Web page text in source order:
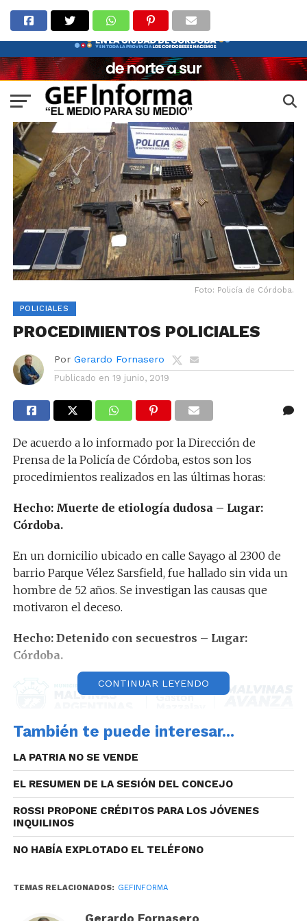
Foto: Policía de Córdoba.
POLICIALES
PROCEDIMIENTOS POLICIALES
Por Gerardo Fornasero
Publicado en 19 junio, 2019
De acuerdo a lo informado por la Dirección de
Prensa de la Policía de Córdoba, estos son los
procedimientos realizados en las últimas horas:
Hecho: Muerte de etiología dudosa – Lugar:
Córdoba.
En un domicilio ubicado en calle Sayago al 2300 de
barrio Parque Vélez Sarsfield, fue hallado sin vida un
hombre de 52 años. Se investigan las causas que
motivaron el deceso.
Hecho: Detenido con secuestros – Lugar:
Córdoba.
En el sector de calle Fuerza Aérea y Pettirossi de
personal policial logró la aprehensión de un hombre
de 31 años. Durante el procedimiento se le secuestró
un vehículo marca Citroen C3 que momentos antes
habría sido sustraído en el zona. Tras lo cual, el
aprehendido que registra antecedentes por distintos
delitos, fue puesto a disposición de la justicia.
Hecho: Detenido con secuestro. – Lugar:
CONTINUAR LEYENDO
También te puede interesar...
LA PATRIA NO SE VENDE
EL RESUMEN DE LA SESIÓN DEL CONCEJO
ROSSI PROPONE CRÉDITOS PARA LOS JÓVENES
INQUILINOS
NO HABÍA EXPLOTADO EL TELÉFONO
TEMAS RELACIONADOS: GEFINFORMA